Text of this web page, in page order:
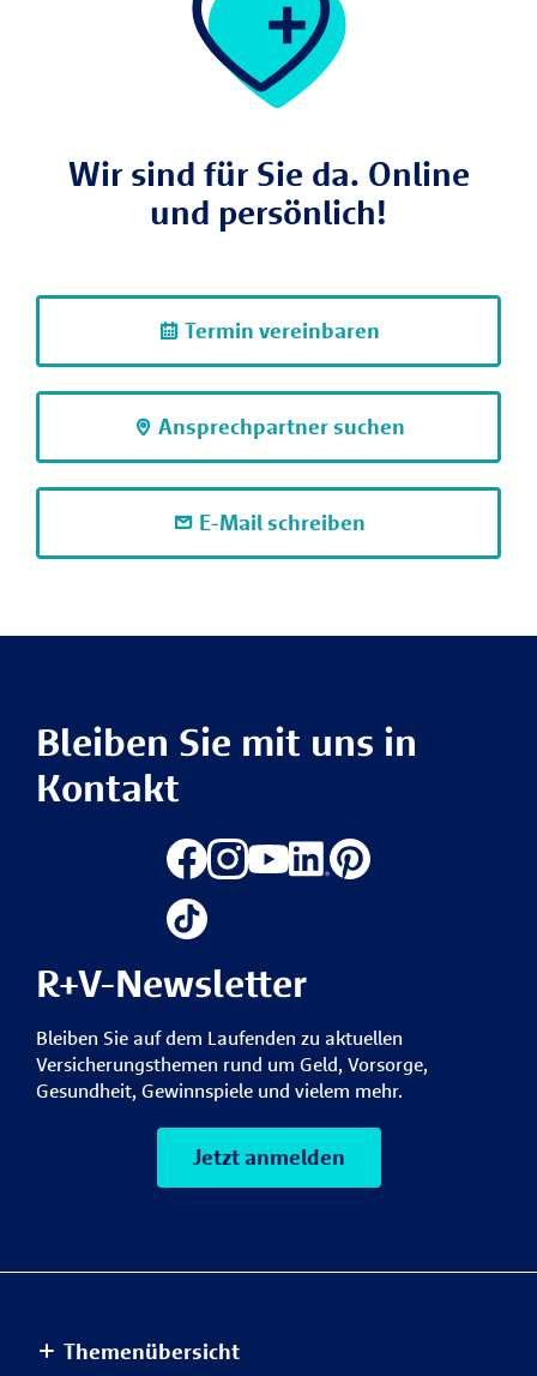
Wir sind für Sie da. Online
und persönlich!
Termin vereinbaren
Ansprechpartner suchen
E-Mail schreiben
Bleiben Sie mit uns in
Kontakt
R+V-Newsletter
Bleiben Sie auf dem Laufenden zu aktuellen
Versicherungsthemen rund um Geld, Vorsorge,
Gesundheit, Gewinnspiele und vielem mehr.
Jetzt anmelden
Themenübersicht